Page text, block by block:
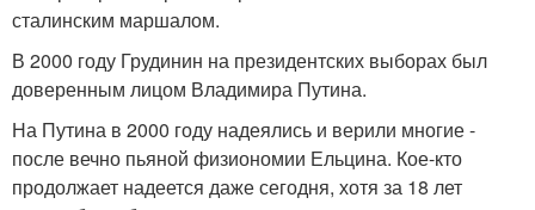
сталинским маршалом.
В 2000 году Грудинин на президентских выборах был
доверенным лицом Владимира Путина.
На Путина в 2000 году надеялись и верили многие -
после вечно пьяной физиономии Ельцина. Кое-кто
продолжает надеется даже сегодня, хотя за 18 лет